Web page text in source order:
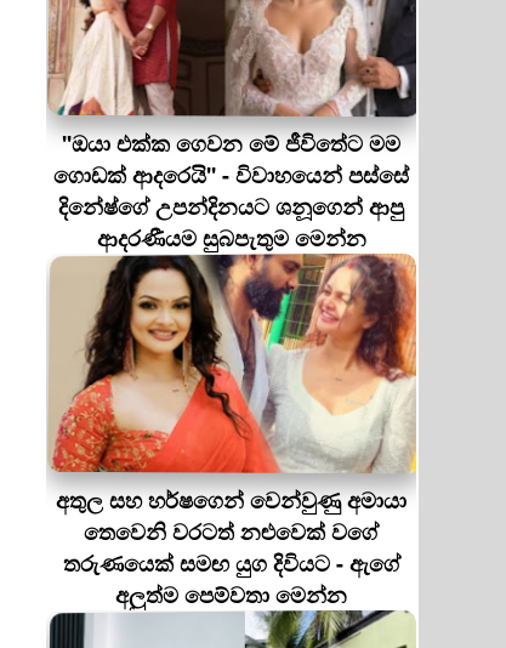
''ඔයා එක්ක ගෙවන මේ ජීවිතේට මම
ගොඩක් ආදරෙයි'' - විවාහයෙන් පස්සේ
දිනේෂ්ගේ උපන්දිනයට ශනූගෙන් ආපු
ආදරණීයම සුබපැතුම මෙන්න
අතුල සහ හර්ෂගෙන් වෙන්වුණු අමායා
තෙවෙනි වරටත් නළුවෙක් වගේ
තරුණයෙක් සමඟ යුග දිවියට - ඇගේ
අලුත්ම පෙම්වතා මෙන්න